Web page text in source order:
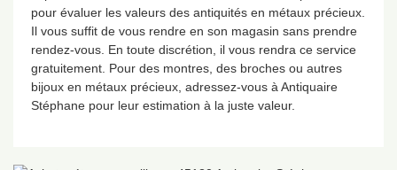
pour évaluer les valeurs des antiquités en métaux précieux.
Il vous suffit de vous rendre en son magasin sans prendre
rendez-vous. En toute discrétion, il vous rendra ce service
gratuitement. Pour des montres, des broches ou autres
bijoux en métaux précieux, adressez-vous à Antiquaire
Stéphane pour leur estimation à la juste valeur.